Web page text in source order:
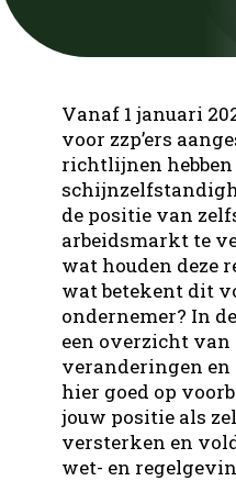
Groen
Office
Groen
Office
Nieuws
Ons team
Interne
Silvercity
Contact
Open
Vanaf 1 januari
voor zzp’ers
richtlijnen hebben
de positie van
arbeidsmarkt te
wat houden deze
wat betekent dit
ondernemer? In
een overzicht
veranderingen
hier goed op
jouw positie als
versterken en
wet- en